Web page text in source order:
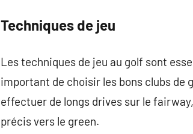
Techniques de jeu
Les techniques de jeu au golf sont
important de choisir les bons clubs de
effectuer de longs drives sur le
précis vers le green.